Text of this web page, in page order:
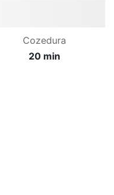
Cozedura
20 min